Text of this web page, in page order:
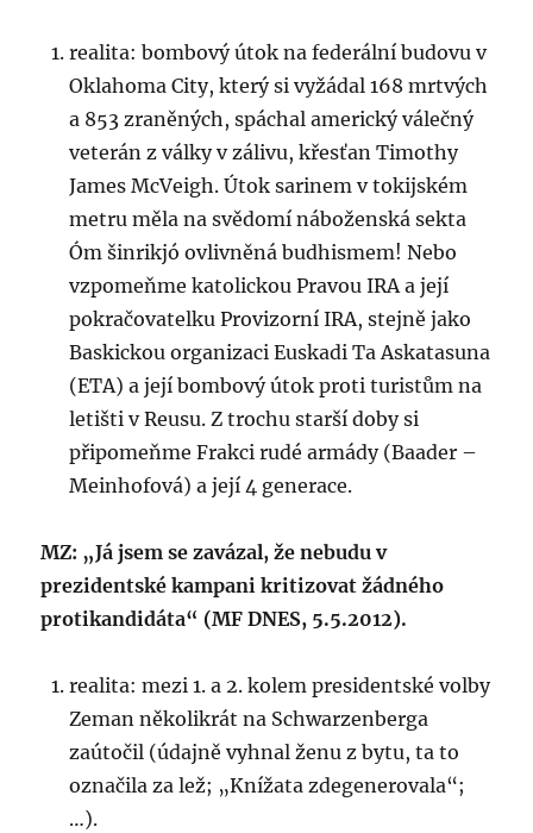
realita: bombový útok na federální budovu v
Oklahoma City, který si vyžádal 168 mrtvých
a 853 zraněných, spáchal americký válečný
veterán z války v zálivu, křesťan Timothy
James McVeigh. Útok sarinem v tokijském
metru měla na svědomí náboženská sekta
Óm šinrikjó ovlivněná budhismem! Nebo
vzpomeňme katolickou Pravou IRA a její
pokračovatelku Provizorní IRA, stejně jako
Baskickou organizaci Euskadi Ta Askatasuna
(ETA) a její bombový útok proti turistům na
letišti v Reusu. Z trochu starší doby si
připomeňme Frakci rudé armády (Baader –
Meinhofová) a její 4 generace.
MZ: „Já jsem se zavázal, že nebudu v
prezidentské kampani kritizovat žádného
protikandidáta“ (MF DNES, 5.5.2012).
realita: mezi 1. a 2. kolem presidentské volby
Zeman několikrát na Schwarzenberga
zaútočil (údajně vyhnal ženu z bytu, ta to
označila za lež; „Knížata zdegenerovala“;
…).